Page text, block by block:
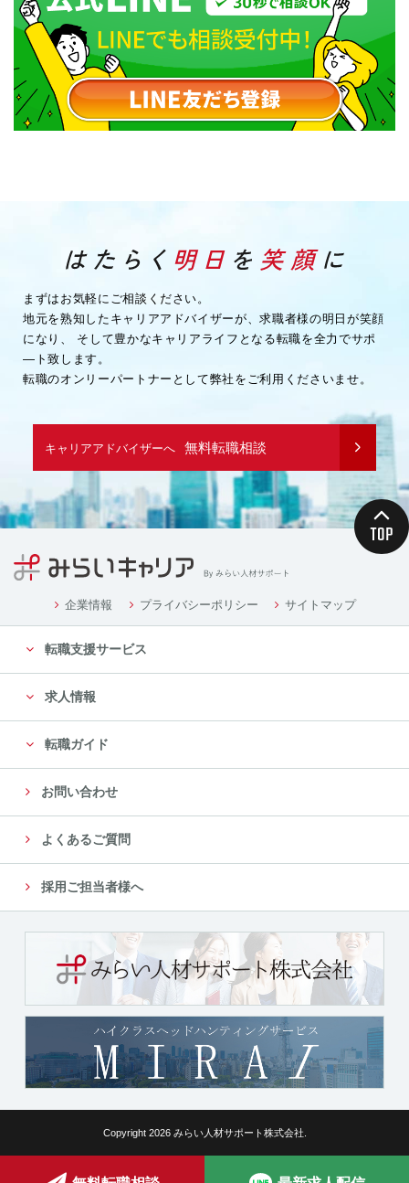
まずはお気軽にご相談ください。
地元を熟知したキャリアアドバイザーが、求職者様の明日が笑顔
になり、
そして豊かなキャリアライフとなる転職を全力でサポ
―ト致します。
転職のオンリーパートナーとして弊社をご利用くださいませ。
キャリアアドバイザーへ 無料転職相談
企業情報 プライバシーポリシー サイトマップ
転職支援サービス
求人情報
転職ガイド
お問い合わせ
よくあるご質問
採用ご担当者様へ
Copyright 2026 みらい人材サポート株式会社.